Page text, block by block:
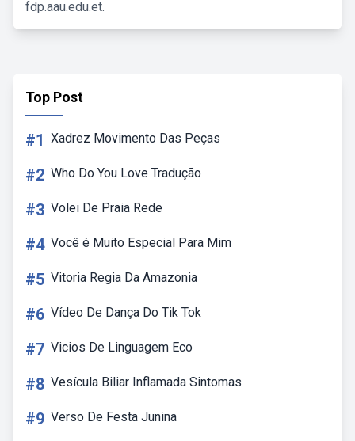
fdp.aau.edu.et.
Top Post
#1 Xadrez Movimento Das Peças
#2 Who Do You Love Tradução
#3 Volei De Praia Rede
#4 Você é Muito Especial Para Mim
#5 Vitoria Regia Da Amazonia
#6 Vídeo De Dança Do Tik Tok
#7 Vicios De Linguagem Eco
#8 Vesícula Biliar Inflamada Sintomas
#9 Verso De Festa Junina